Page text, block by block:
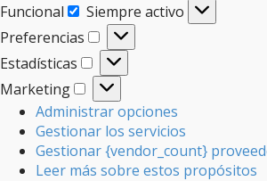
Funcional
Funcional
Siempre activo
Preferencias
Preferencias
Estadísticas
Estadísticas
Marketing
Marketing
Administrar opciones
Gestionar los servicios
Gestionar {vendor_count}
Leer más sobre estos propósitos